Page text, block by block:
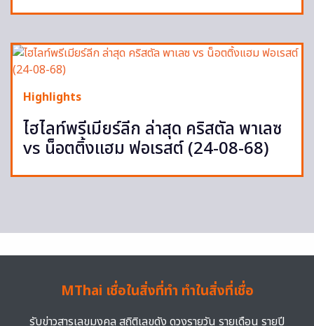
Highlights
ไฮไลท์พรีเมียร์ลีก ล่าสุด คริสตัล พาเลซ
vs น็อตติ้งแฮม ฟอเรสต์ (24-08-68)
MThai เชื่อในสิ่งที่ทำ ทำในสิ่งที่เชื่อ
รับข่าวสารเลขมงคล สถิติเลขดัง ดวงรายวัน รายเดือน รายปี